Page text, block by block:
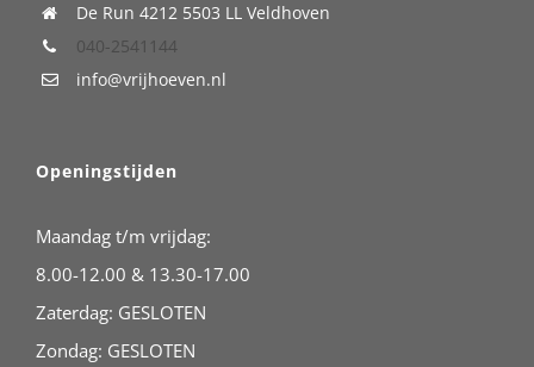
De Run 4212 5503 LL Veldhoven
040-2541144
info@vrijhoeven.nl
Openingstijden
Maandag t/m vrijdag:
8.00-12.00 & 13.30-17.00
Zaterdag: GESLOTEN
Zondag: GESLOTEN